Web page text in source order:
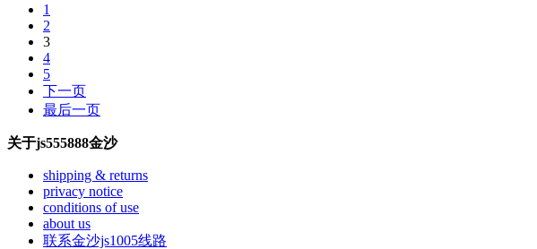
1
2
3
4
5
下一页
最后一页
关于js555888金沙
shipping & returns
privacy notice
conditions of use
about us
联系金沙js1005线路